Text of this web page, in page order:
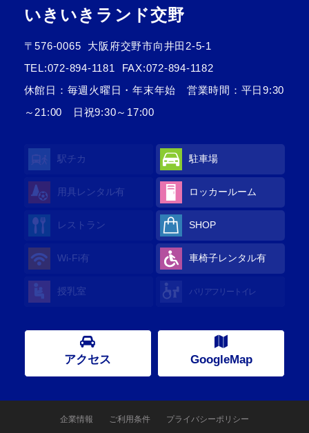
いきいきランド交野
〒576-0065
大阪府交野市向井田2-5-1
TEL:072-894-1181
FAX:072-894-1182
休館日：毎週火曜日・年末年始 営業時間：平日9:30
～21:00 日祝9:30～17:00
駅チカ 駐車場
用具レンタル有 ロッカールーム
レストラン SHOP
Wi-Fi有 車椅子レンタル有
授乳室 バリアフリートイレ
アクセス GoogleMap
企業情報 ご利用条件 プライバシーポリシー